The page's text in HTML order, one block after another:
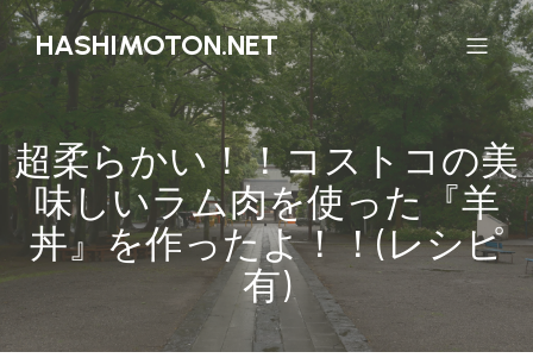
HASHIMOTON.NET
超柔らかい！！コストコの美
味しいラム肉を使った『羊
丼』を作ったよ！！(レシピ
有)